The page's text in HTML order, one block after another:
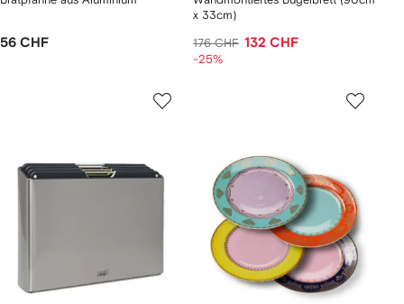
56 CHF
x 33cm)
176 CHF 132 CHF
-25%